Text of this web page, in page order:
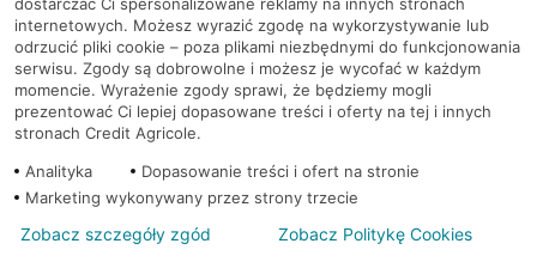
Regulamin serwisu
Mapa serwisu
PolitykaCookies
© 2026 Credit Agricole Bank Polska S.A. Wszelkie prawa zastrzeżone
internetowych. Możesz wyrazić zgodę na wykorzystywanie lub
odrzucić pliki cookie – poza plikami niezbędnymi do funkcjonowania
serwisu. Zgody są dobrowolne i możesz je wycofać w każdym
momencie. Wyrażenie zgody sprawi, że będziemy mogli
prezentować Ci lepiej dopasowane treści i oferty na tej i innych
stronach Credit Agricole.
Analityka
Dopasowanie treści i ofert na stronie
Marketing wykonywany przez strony trzecie
Zobacz szczegóły zgód Zobacz Politykę Cookies